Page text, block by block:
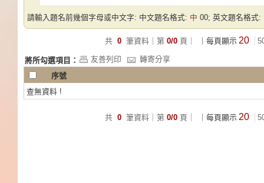
請輸入題名前幾個字母或中文字: 中文題名格式: 中 00; 英文題名格式:
共 0 筆資料｜第 0/0 頁｜ ｜每頁顯示 20
將所勾選項目： 友善列印
轉寄分享
序號
查無資料 !
共 0 筆資料｜第 0/0 頁｜ ｜每頁顯示 20